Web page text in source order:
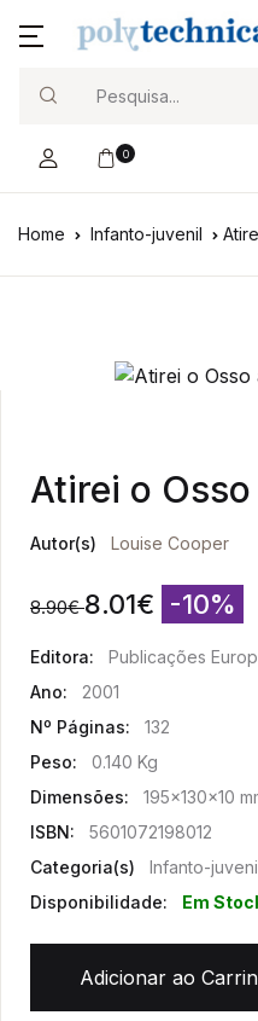
0
Home Infanto-juvenil
Atirei o
Autor(s) Louise Cooper
8.90€ 8.01€ -10%
Editora:
Publicações
Ano:
2001
Nº Páginas:
132
Peso:
0.140 Kg
Dimensões:
195x130x10
ISBN:
5601072198012
Categoria(s)
Infanto-
Disponibilidade:
Em
Adicionar ao